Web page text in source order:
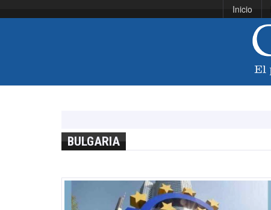
Inicio
BULGARIA